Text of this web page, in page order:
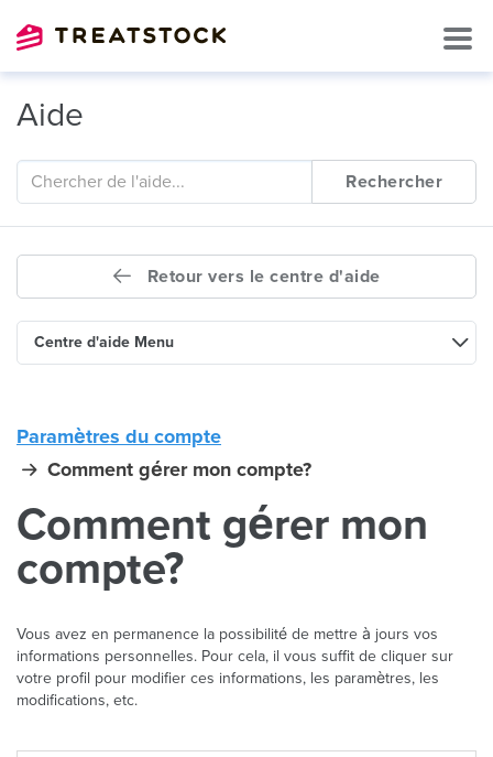
Aide
Rechercher
Retour vers le centre d'aide
Centre d'aide Menu
Paramètres du compte
Comment gérer mon compte?
Comment gérer mon
compte?
Vous avez en permanence la possibilité de mettre à jours vos
informations personnelles. Pour cela, il vous suffit de cliquer sur
votre profil pour modifier ces informations, les paramètres, les
modifications, etc.